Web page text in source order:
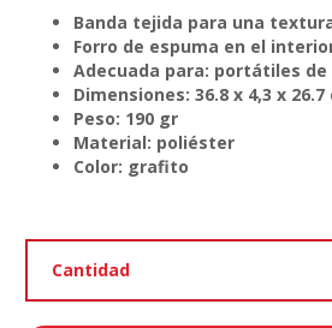
Banda tejida para una
Forro de espuma en el
Adecuada para: portátiles de
Dimensiones: 36.8 x 4,3 x 26.7
Peso: 190 gr
Material: poliéster
Color: grafito
Cantidad